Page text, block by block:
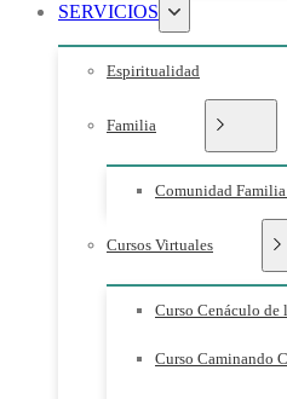
SERVICIOS
Espiritualidad
Familia
Comunidad
Cursos Virtuales
Curso Cenáculo
Curso Caminando